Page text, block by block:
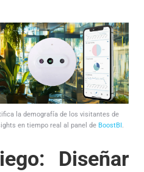
la demografía de los visitantes de
en tiempo real al panel de BoostBI
Diseñar